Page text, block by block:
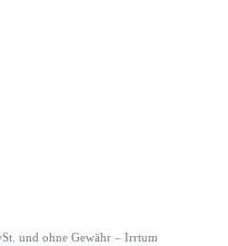
und ohne Gewähr – Irrtum